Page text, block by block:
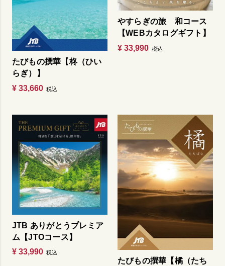
たびもの撰華【柊（ひい
らぎ）】
¥ 33,660 税込
やすらぎの旅 和コース
【WEBカタログギフト】
¥ 33,990 税込
JTB ありがとうプレミア
ム【JTOコース】
¥ 33,990 税込
たびもの撰華【橘（たち